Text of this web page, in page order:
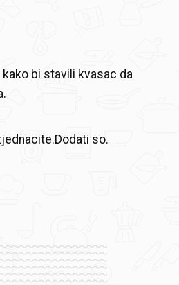
bi stavili kvasac da
so.